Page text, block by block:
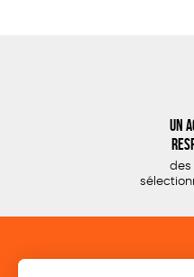
Un
des